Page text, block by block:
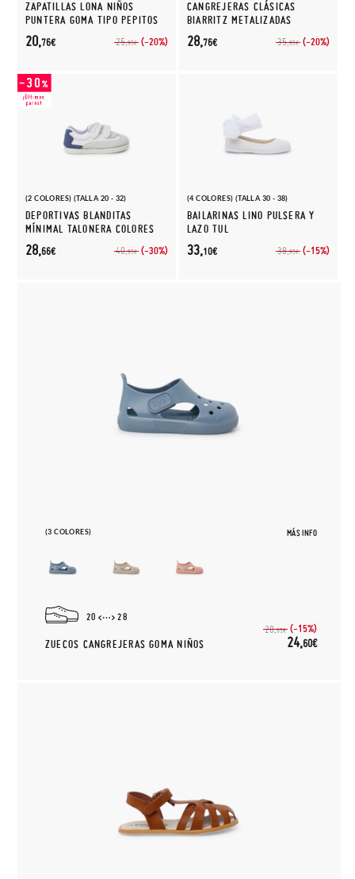
ZAPATILLAS LONA NIÑOS
PUNTERA GOMA TIPO PEPITOS
25,95€ (-20%)
20,76€
CANGREJERAS CLÁSICAS
BIARRITZ METALIZADAS
35,95€ (-20%)
28,76€
(2 COLORES) (TALLA 20 - 32)
DEPORTIVAS BLANDITAS
MÍNIMAL TALONERA COLORES
40,95€ (-30%)
28,66€
(4 COLORES) (TALLA 30 - 38)
BAILARINAS LINO PULSERA Y
LAZO TUL
38,95€ (-15%)
33,10€
(3 COLORES) MÁS INFO
20 28
ZUECOS CANGREJERAS GOMA NIÑOS
28,95€ (-15%)
24,60€